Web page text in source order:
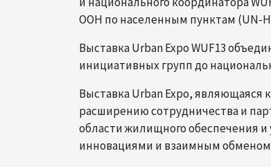
ООН по населенным пунктам (UN-
Выставка Urban Expo WUF13
инициативных групп до
Выставка Urban Expo, являющаяся
расширению сотрудничества и
области жилищного обеспечения и
инновациями и взаимным